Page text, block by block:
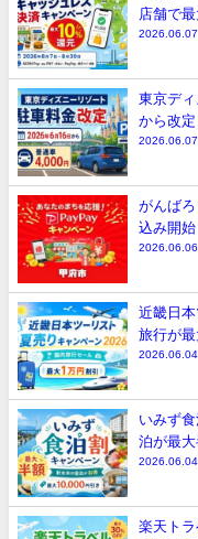
店舗で
2026.06.07
東京デ
から改
2026.06.07
がんばろ
込み開
2026.06.06
近畿日
旅行が
2026.06.04
いみず
泊が最大
2026.06.04
楽天ト